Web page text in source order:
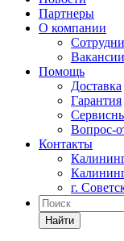
Партнеры
О компании
Вакансии
Помощь
Доставка
Гарантия
Вопрос-
Контакты
г.
Найти